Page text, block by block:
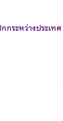
ระหว่างประเท